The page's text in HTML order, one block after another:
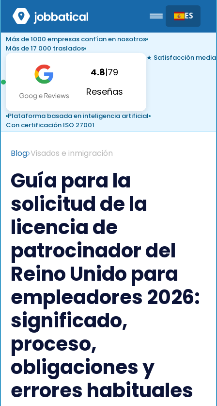
ES
Más de 1000 empresas confían en nosotros
Más de 17 000 traslados
4.8|79
Reseñas
★ Satisfacción media
Plataforma basada en inteligencia artificial
Con certificación ISO 27001
Blog Visados e inmigración
Guía para la
solicitud de la
licencia de
patrocinador del
Reino Unido para
empleadores 2026:
significado,
proceso,
obligaciones y
errores habituales